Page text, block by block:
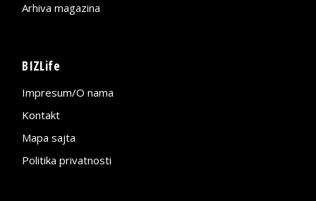
Arhiva magazina
BIZLife
Impresum/O nama
Kontakt
Mapa sajta
Politika privatnosti